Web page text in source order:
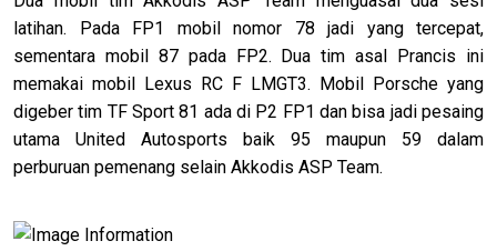
latihan. Pada FP1 mobil nomor 78 jadi yang tercepat,
sementara mobil 87 pada FP2. Dua tim asal Prancis ini
memakai mobil Lexus RC F LMGT3. Mobil Porsche yang
digeber tim TF Sport 81 ada di P2 FP1 dan bisa jadi pesaing
utama United Autosports baik 95 maupun 59 dalam
perburuan pemenang selain Akkodis ASP Team.